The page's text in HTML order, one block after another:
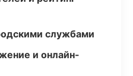
службами
и онлайн-